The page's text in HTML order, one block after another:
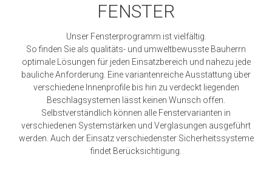
FENSTER
Unser Fensterprogramm ist vielfältig.
So finden Sie als qualitäts- und umweltbewusste Bauherrn
optimale Lösungen für jeden Einsatzbereich und nahezu jede
bauliche Anforderung. Eine variantenreiche Ausstattung über
verschiedene Innenprofile bis hin zu verdeckt liegenden
Beschlagsystemen lässt keinen Wunsch offen.
Selbstverständlich können alle Fenstervarianten in
verschiedenen Systemstärken und Verglasungen ausgeführt
werden. Auch der Einsatz verschiedenster Sicherheitssysteme
findet Berücksichtigung.